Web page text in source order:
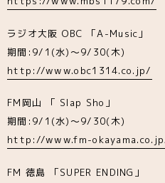
ラジオ大阪 OBC 「A-Music」
期間:9/1(水)～9/30(木)
http://www.obc1314.co.jp/
FM岡山 「 Slap Sho」
期間:9/1(水)～9/30(木)
http://www.fm-
FM 徳島 「SUPER ENDING」